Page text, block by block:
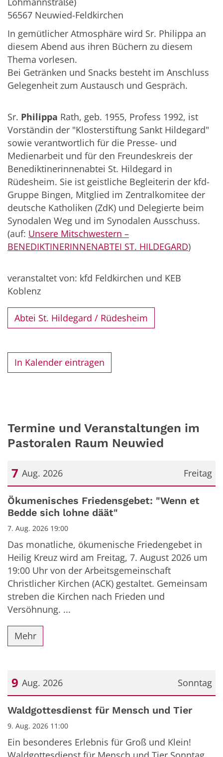
56567 Neuwied-Feldkirchen
In gemütlicher Atmosphäre wird Sr. Philippa an
diesem Abend aus ihren Büchern zu diesem
Thema vorlesen.
Bei Getränken und Snacks besteht im Anschluss
Gelegenheit zum Austausch und Gespräch.
Sr. Philippa Rath, geb. 1955, Profess 1992, ist
Vorständin der "Klosterstiftung Sankt Hildegard"
sowie verantwortlich für die Presse- und
Medienarbeit und für den Freundeskreis der
Benediktinerinnenabtei St. Hildegard in
Rüdesheim. Sie ist geistliche Begleiterin der kfd-
Gruppe Bingen, Mitglied im Zentralkomitee der
deutsche Katholiken (ZdK) und Delegierte beim
Synodalen Weg und im Synodalen Ausschuss.
(auf: Unsere Mitschwestern –
BENEDIKTINERINNENABTEI ST. HILDEGARD)
veranstaltet von: kfd Feldkirchen und KEB
Koblenz
Abtei St. Hildegard / Rüdesheim
In Kalender eintragen
Termine und Veranstaltungen im
Pastoralen Raum Neuwied
Freitag
7 Aug. 2026
Datum: 7. August 2026
Ökumenisches Friedensgebet: "Wenn et
Bedde sich lohne däät"
7. Aug. 2026 19:00
Das monatliche, ökumenische Friedengebet in
Heilig Kreuz wird am Freitag, 7. August 2026 um
19:00 Uhr von der Arbeitsgemeinschaft
Christlicher Kirchen (ACK) gestaltet. Gemeinsam
streben die Kirchen nach Frieden und
Versöhnung. ...
Mehr
Sonntag
9 Aug. 2026
Datum: 9. August 2026
Waldgottesdienst für Mensch und Tier
9. Aug. 2026 11:00
Ein besonderes Erlebnis für Groß und Klein!